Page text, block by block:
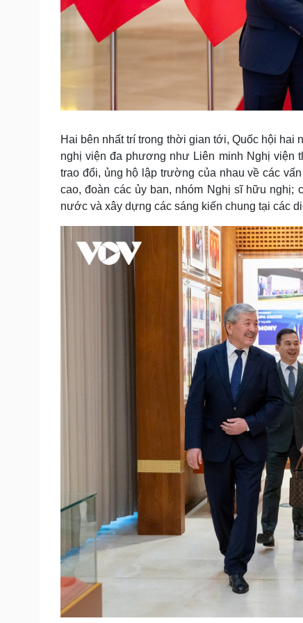
Hai bên nhất trí trong thời gian tới, Quốc hội hai
nghị viện đa phương như Liên minh Nghị viện
trao đổi, ủng hộ lập trường của nhau về các
cao, đoàn các ủy ban, nhóm Nghị sĩ hữu
nước và xây dựng các sáng kiến chung tại các